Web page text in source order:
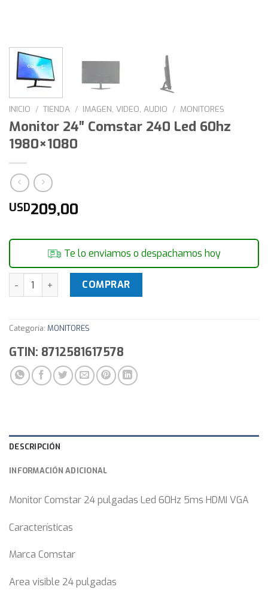
INICIO / TIENDA / IMAGEN, VIDEO, AUDIO / MONITORES
Monitor 24″ Comstar 240 Led 60hz
1980×1080
USD209,00
Te lo enviamos o despachamos hoy
Monitor 24" Comstar 240 Led 60hz 1980x1080 cantidad
COMPRAR
Categoría: MONITORES
GTIN: 8712581617578
DESCRIPCIÓN
INFORMACIÓN ADICIONAL
Monitor Comstar 24 pulgadas Led 60Hz 5ms HDMI VGA
Características
Marca Comstar
Area visible 24 pulgadas